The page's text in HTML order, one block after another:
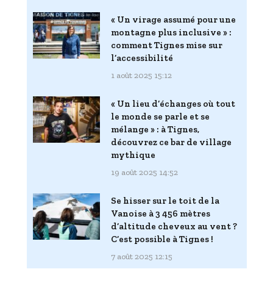
« Un virage assumé pour une
montagne plus inclusive » :
comment Tignes mise sur
l’accessibilité
1 août 2025 15:12
« Un lieu d’échanges où tout
le monde se parle et se
mélange » : à Tignes,
découvrez ce bar de village
mythique
19 août 2025 14:52
Se hisser sur le toit de la
Vanoise à 3 456 mètres
d’altitude cheveux au vent ?
C’est possible à Tignes !
7 août 2025 12:15